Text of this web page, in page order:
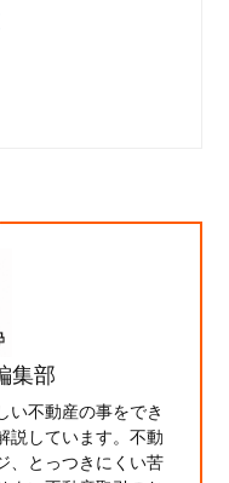
集部
い不動産の事をでき
説しています。不動
、とっつきにくい苦